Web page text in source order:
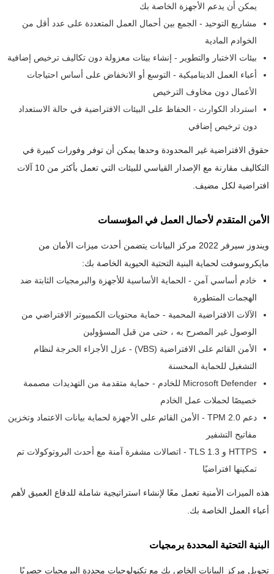
يمكن أن يدعم الأجهزة الخاصة بك
مشاريع التوحيد - الجمع بين أحمال العمل المتعددة على عدد أقل من
الخوادم المادية
بيئات الاختبار والتطوير - إنشاء بيئات معزولة دون تكاليف ترخيص إضافية
أعباء العمل الديناميكية - التوسع أو الانخفاض على أساس احتياجات
الأعمال دون مخاوف الترخيص
استرداد الكوارث - الحفاظ على البيئات الافتراضية في حالة الاستعداد
دون ترخيص إضافي
حقوق الافتراضية غير المحدودة وحدها يمكن أن توفر وفورات كبيرة في
التكاليف مقارنة مع الإصدار القياسي للبيئات التي تعمل بأكثر من 10 آلات
افتراضية لكل مضيف.
الأمن المتقدم لأحمال العمل في المؤسسات
ويندوز سيرفر 2022 مركز البيانات يتضمن أحدث ميزات الأمان من
مايكروسوفت لحماية البنية التحتية الحيوية الخاصة بك:
خادم أساسي آمن - الحماية الأساسية للأجهزة والبرمجيات الثابتة ضد
الهجمات المتطورة
الآلات الافتراضية المحمية - حماية محتويات الكمبيوتر الافتراضي من
الوصول غير المصرح به ، حتى من قبل المسؤولين
الأمن القائم على الافتراضية (VBS) - عزل الأجزاء الحرجة لنظام
التشغيل للحماية المحسنة
Microsoft Defender للخادم - حماية متقدمة من التهديدات مصممة
خصيصًا لحملات عمل الخادم
دعم TPM 2.0 - الأمن القائم على الأجهزة لحماية بيانات الاعتماد وتخزين
مفاتيح التشفير
HTTPS و TLS 1.3 - اتصالات مشفرة آمنة مع أحدث البروتوكولات تم
تمكينها افتراضيًا
هذه الميزات الأمنية تعمل معًا لإنشاء استراتيجية شاملة للدفاع العميق لأهم
أعباء العمل الخاصة بك.
البنية التحتية المحددة برمجيات
تحويل مركز البيانات الخاص بك مع تكنولوجيات محددة البرمجيات حصريًا